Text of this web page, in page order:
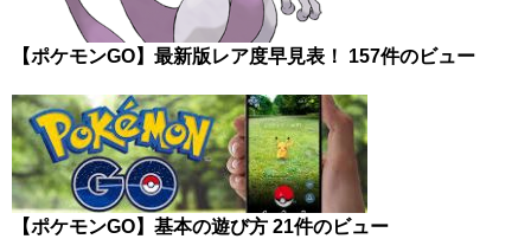
【ポケモンGO】最新版レア度早見表！ 157件のビュー
【ポケモンGO】基本の遊び方 21件のビュー